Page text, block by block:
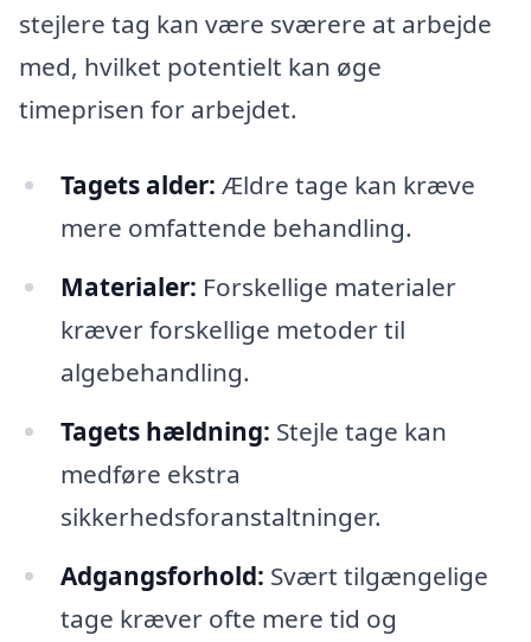
stejlere tag kan være sværere at arbejde
med, hvilket potentielt kan øge
timeprisen for arbejdet.
Tagets alder: Ældre tage kan kræve
mere omfattende behandling.
Materialer: Forskellige materialer
kræver forskellige metoder til
algebehandling.
Tagets hældning: Stejle tage kan
medføre ekstra
sikkerhedsforanstaltninger.
Adgangsforhold: Svært tilgængelige
tage kræver ofte mere tid og